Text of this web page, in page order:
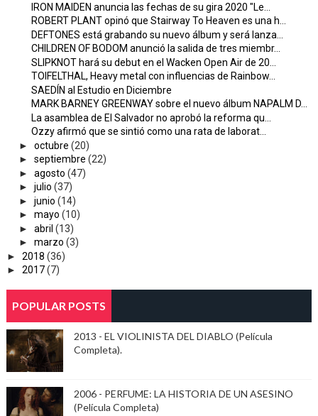
IRON MAIDEN anuncia las fechas de su gira 2020 "Le...
ROBERT PLANT opinó que Stairway To Heaven es una h...
DEFTONES está grabando su nuevo álbum y será lanza...
CHILDREN OF BODOM anunció la salida de tres miembr...
SLIPKNOT hará su debut en el Wacken Open Air de 20...
TOIFELTHAL, Heavy metal con influencias de Rainbow...
SAEDÍN al Estudio en Diciembre
MARK BARNEY GREENWAY sobre el nuevo álbum NAPALM D...
La asamblea de El Salvador no aprobó la reforma qu...
Ozzy afirmó que se sintió como una rata de laborat...
► octubre (20)
► septiembre (22)
► agosto (47)
► julio (37)
► junio (14)
► mayo (10)
► abril (13)
► marzo (3)
► 2018 (36)
► 2017(7)
POPULAR POSTS
2013 - EL VIOLINISTA DEL DIABLO (Película
Completa).
2006 - PERFUME: LA HISTORIA DE UN ASESINO
(Película Completa)